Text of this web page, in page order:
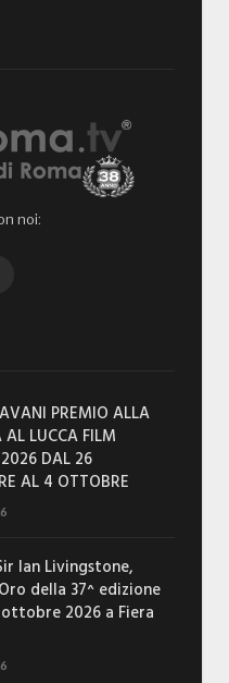
noi:
PREMIO ALLA
AL LUCCA FILM
DAL 26
AL 4 OTTOBRE
Ian Livingstone,
della 37^ edizione
ottobre 2026 a Fiera